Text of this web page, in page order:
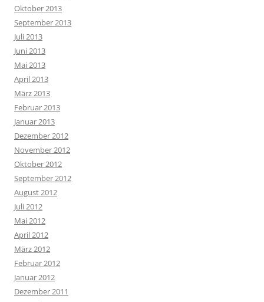
Oktober 2013
September 2013
Juli 2013
Juni 2013
Mai 2013
April 2013
März 2013
Februar 2013
Januar 2013
Dezember 2012
November 2012
Oktober 2012
September 2012
August 2012
Juli 2012
Mai 2012
April 2012
März 2012
Februar 2012
Januar 2012
Dezember 2011